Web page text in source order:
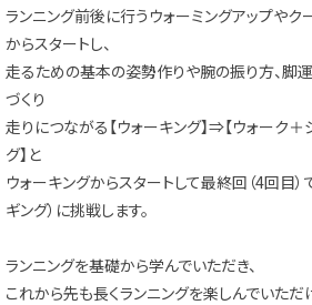
ランニング前後に行うウォーミングアップや
からスタートし、
走るための基本の姿勢作りや腕の振り方、脚
づくり
走りにつながる【ウォーキング】⇒【ウォーク
グ】と
ウォーキングからスタートして最終回（4回目）
ギング）に挑戦します。
ランニングを基礎から学んでいただき、
これから先も長くランニングを楽しんでいた